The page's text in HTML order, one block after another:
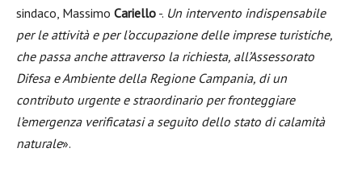
sindaco, Massimo Cariello -. Un intervento indispensabile
per le attività e per l’occupazione delle imprese turistiche,
che passa anche attraverso la richiesta, all’Assessorato
Difesa e Ambiente della Regione Campania, di un
contributo urgente e straordinario per fronteggiare
l’emergenza verificatasi a seguito dello stato di calamità
naturale».